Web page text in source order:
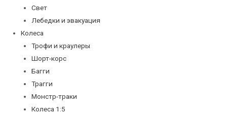
Свет
Лебедки и эвакуация
Колеса
Трофи и краулеры
Шорт-корс
Багги
Трагги
Монстр-траки
Колеса 1:5